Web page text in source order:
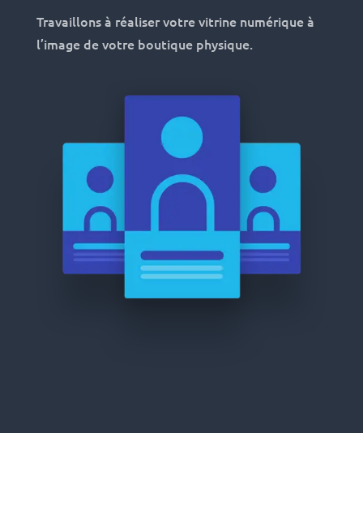
Travaillons à réaliser votre vitrine numérique à
l’image de votre boutique physique.